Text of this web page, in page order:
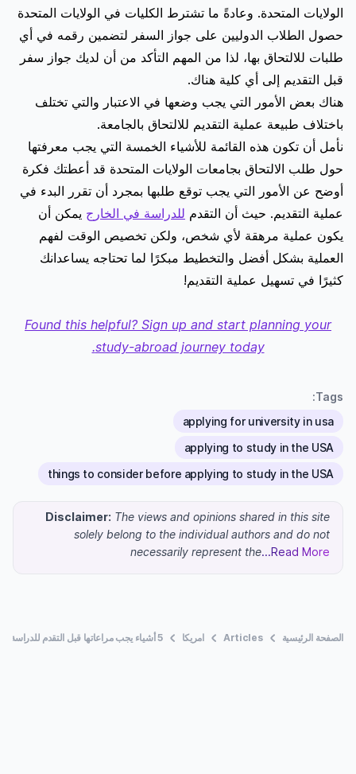
الولايات المتحدة. وعادةً ما تشترط الكليات في الولايات المتحدة
حصول الطلاب الدوليين على جواز السفر لتضمين رقمه في أي
طلبات للالتحاق بها، لذا من المهم التأكد من أن لديك جواز سفر
قبل التقديم إلى أي كلية هناك.
هناك بعض الأمور التي يجب وضعها في الاعتبار والتي تختلف
باختلاف طبيعة عملية التقديم للالتحاق بالجامعة.
نأمل أن تكون هذه القائمة للأشياء الخمسة التي يجب معرفتها
حول طلب الالتحاق بجامعات الولايات المتحدة قد أعطتك فكرة
أوضح عن الأمور التي يجب توقع طلبها بمجرد أن تقرر البدء في
عملية التقديم. حيث أن التقدم للدراسة في الخارج يمكن أن
يكون عملية مرهقة لأي شخص، ولكن تخصيص الوقت لفهم
العملية بشكل أفضل والتخطيط مبكرًا لما تحتاجه يساعدانك
كثيرًا في تسهيل عملية التقديم!
Found this helpful? Sign up and start planning your
study-abroad journey today.
Tags:
applying for university in usa
applying to study in the USA
things to consider before applying to study in the USA
Disclaimer: The views and opinions shared in this site
solely belong to the individual authors and do not
necessarily represent the...Read More
الصفحة الرئيسية Articles امريكا 5 أشياء يجب مراعاتها قبل التقدم للدراسة بجامعات الولايات المتحدة الأمريكية